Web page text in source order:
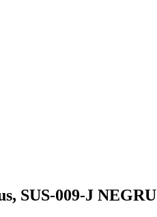
SUS-009-J NEGRU